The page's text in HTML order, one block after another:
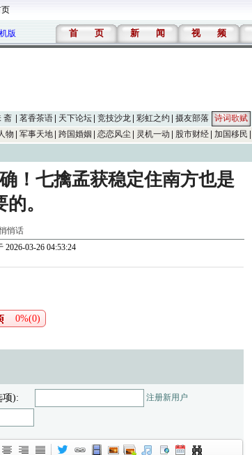
版 首 页 新 闻 视 频
斋 茗香茶语 天下论坛 竞技沙龙 彩虹之约 摄友部落 诗词歌赋
物
军事天地 跨国婚姻 恋恋风尘 灵机一动 股市财经 加国移民
！七擒孟获稳定住南方也是
。
悄话
2026-03-26 04:53:24
0%(0)
项): 注册新用户